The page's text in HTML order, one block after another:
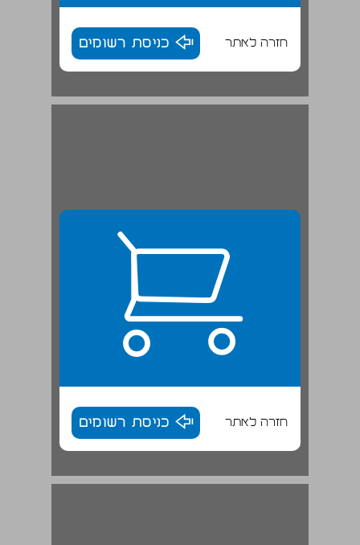
חזרה לאתר כניסת רשומים
1.2.3 התרבות כעולם משמעות ייחודי ומשתנה: ובר וממשיכיו ... 24
חזרה לאתר כניסת רשומים